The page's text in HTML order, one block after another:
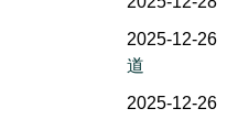
2025-12-26
道
2025-12-26